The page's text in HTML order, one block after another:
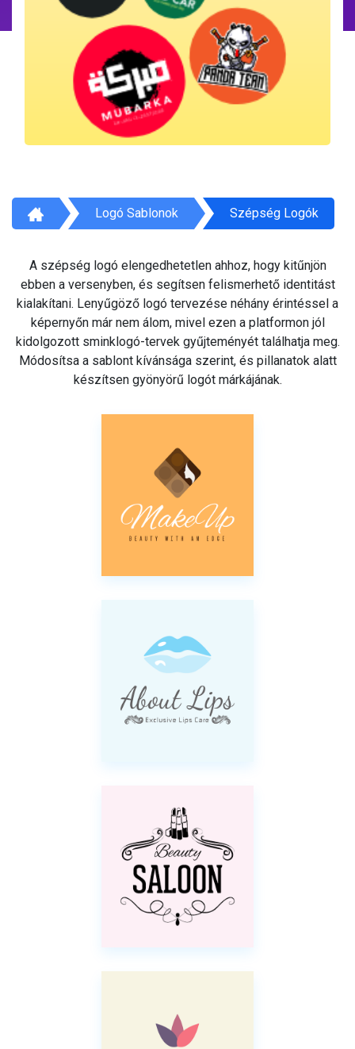
Logó Sablonok Szépség Logók
A szépség logó elengedhetetlen ahhoz, hogy kitűnjön
ebben a versenyben, és segítsen felismerhető identitást
kialakítani. Lenyűgöző logó tervezése néhány érintéssel a
képernyőn már nem álom, mivel ezen a platformon jól
kidolgozott sminklogó-tervek gyűjteményét találhatja meg.
Módosítsa a sablont kívánsága szerint, és pillanatok alatt
készítsen gyönyörű logót márkájának.